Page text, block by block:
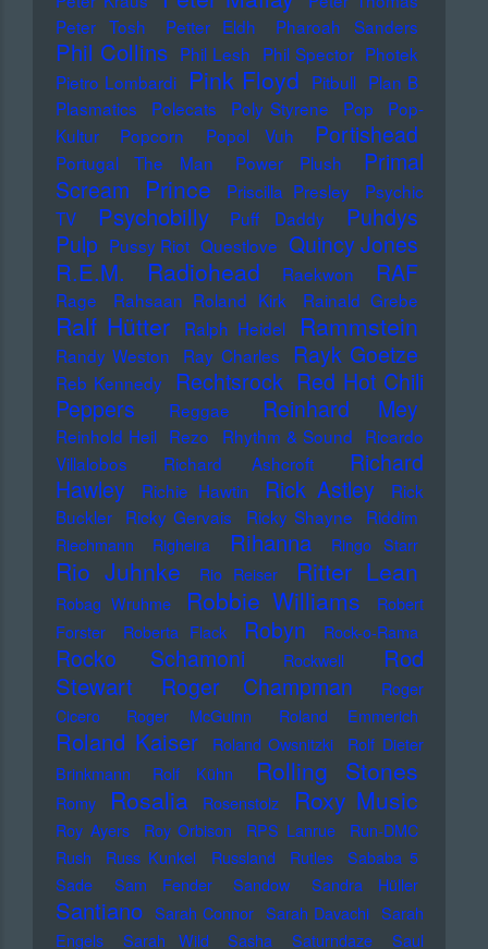
Peter Tosh
Petter Eldh Pharoah Sanders
Phil Collins Phil Lesh Phil Spector Photek
Pietro Lombardi
Pink Floyd Pitbull Plan B
Plasmatics
Polecats Poly Styrene Pop
Pop-
Kultur
Popcorn Popol Vuh Portishead
Portugal The Man Power Plush
Primal
Scream
Prince Priscilla Presley
Psychic
TV
Psychobilly Puff Daddy
Puhdys
Pulp Pussy Riot Questlove Quincy Jones
R.E.M. Radiohead Raekwon RAF
Rage Rahsaan Roland Kirk Rainald Grebe
Ralf Hütter Ralph Heidel Rammstein
Randy Weston Ray Charles Rayk Goetze
Reb Kennedy Rechtsrock Red Hot Chili
Peppers
Reggae Reinhard Mey
Reinhold Heil Rezo Rhythm & Sound Ricardo
Villalobos
Richard Ashcroft
Richard
Hawley
Richie Hawtin Rick Astley
Rick
Buckler
Ricky Gervais Ricky Shayne Riddim
Riechmann Righeira Rihanna Ringo Starr
Rio Juhnke Rio Reiser Ritter Lean
Robag Wruhme Robbie Williams
Robert
Forster
Roberta Flack Robyn Rock-o-Rama
Rocko Schamoni Rockwell
Rod
Stewart
Roger Champman
Roger
Cicero
Roger McGuinn Roland Emmerich
Roland Kaiser Roland Owsnitzki
Rolf Dieter
Brinkmann
Rolf Kühn Rolling Stones
Romy Rosalia Rosenstolz Roxy Music
Roy Ayers Roy Orbison RPS Lanrue
Run-DMC
Rush
Russ Kunkel Russland Rutles
Sababa 5
Sade
Sam Fender Sandow Sandra Hüller
Santiano Sarah Connor Sarah Davachi Sarah
Engels
Sarah Wild Sasha Saturndaze
Saul